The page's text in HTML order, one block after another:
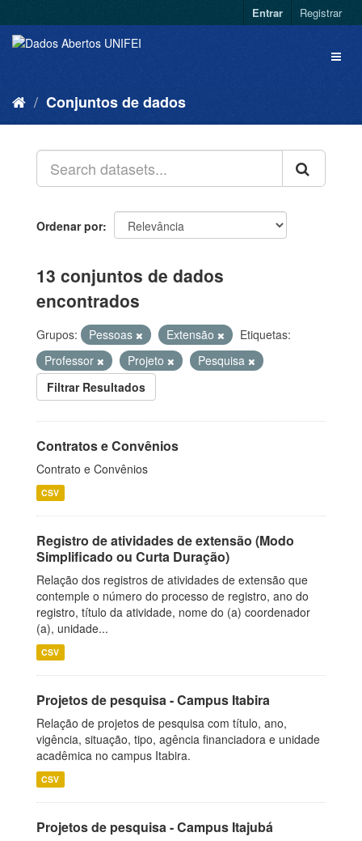
Entrar Registrar
Conjuntos de dados
Ordenar por
13 conjuntos de dados
encontrados
Grupos: Pessoas Extensão
Etiquetas:
Professor
Projeto
Pesquisa
Filtrar Resultados
Contratos e Convênios
Contrato e Convênios
CSV
Registro de atividades de extensão (Modo
Simplificado ou Curta Duração)
Relação dos registros de atividades de extensão que
contemple o número do processo de registro, ano do
registro, título da atividade, nome do (a) coordenador
(a), unidade...
CSV
Projetos de pesquisa - Campus Itabira
Relação de projetos de pesquisa com título, ano,
vigência, situação, tipo, agência financiadora e unidade
acadêmica no campus Itabira.
CSV
Projetos de pesquisa - Campus Itajubá